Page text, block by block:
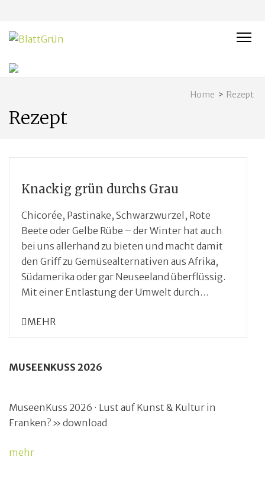
Home > Rezept
Rezept
Knackig grün durchs Grau
Chicorée, Pastinake, Schwarz­wurzel, Rote
Beete oder Gelbe Rübe – der Winter hat auch
bei uns allerhand zu bieten und macht damit
den Griff zu Gemüsealternativen aus Afrika,
Südamerika oder gar Neuseeland überflüssig.
Mit einer Entlastung der Umwelt durch…
MEHR
MUSEENKUSS 2026
MuseenKuss 2026 · Lust auf Kunst & Kultur in
Franken? » download
mehr